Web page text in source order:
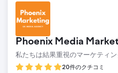
Phoenix Media
私たちは結果重視のマーケティ
20件のクチコミ